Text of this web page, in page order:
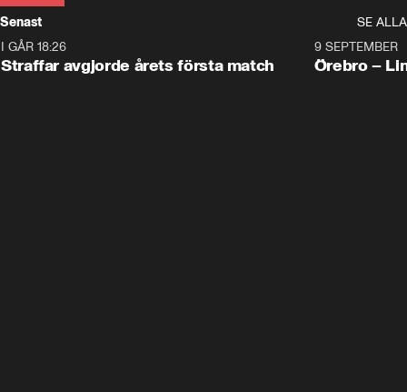
Senast
SE ALLA
I GÅR 18:26
Straffar avgjorde årets första match
Plus
9 SEPTEMBER
Örebro –